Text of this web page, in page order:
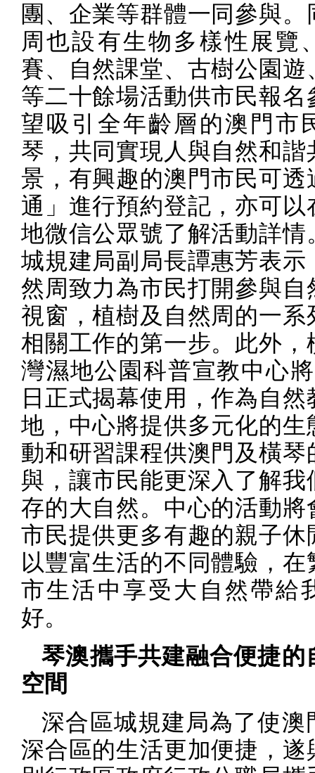
團、企業等群體一同參與。
周也設有生物多樣性展覽
賽、自然課堂、古樹公園遊
等二十餘場活動供市民報名
望吸引全年齡層的澳門市
琴，共同實現人與自然和諧
景，有興趣的澳門市民可透
通」進行預約登記，亦可以
地微信公眾號了解活動詳情
城規建局副局長譚惠芳表示
然周致力為市民打開參與自
視窗，植樹及自然周的一系
相關工作的第一步。此外，
灣濕地公園科普宣教中心
日正式揭幕使用，作為自然
地，中心將提供多元化的生
動和研習課程供澳門及橫琴
與，讓市民能更深入了解我
存的大自然。中心的活動將
市民提供更多有趣的親子休
以豐富生活的不同體驗，在
市生活中享受大自然帶給
好。
琴澳攜手共建融合便捷的
空間
深合區城規建局為了使澳
深合區的生活更加便捷，遂